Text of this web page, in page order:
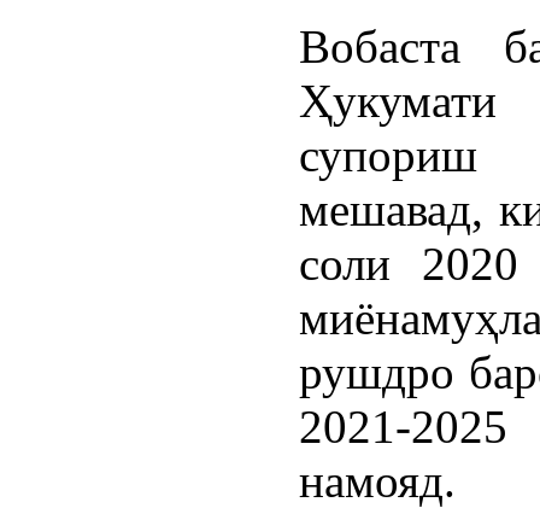
Вобаста
Ҳукумати
мешавад,
соли 2020
рушдро
2021-
намояд.